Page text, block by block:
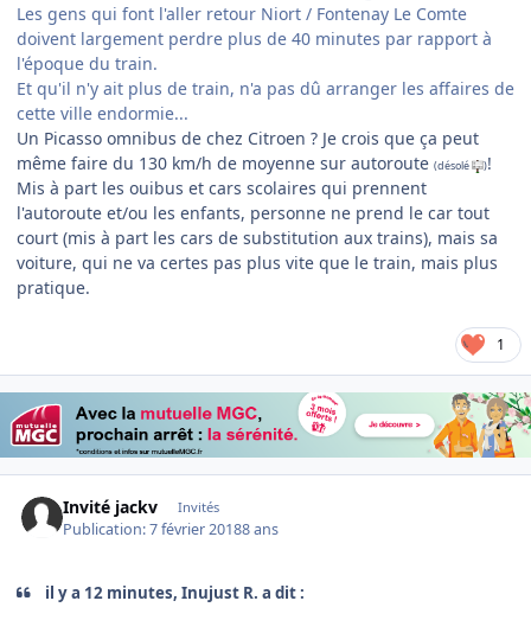
Les gens qui font l'aller retour Niort / Fontenay Le Comte
doivent largement perdre plus de 40 minutes par rapport à
l'époque du train.
Et qu'il n'y ait plus de train, n'a pas dû arranger les affaires de
cette ville endormie...
Un Picasso omnibus de chez Citroen ? Je crois que ça peut
même faire du 130 km/h de moyenne sur autoroute (désolé )!
Mis à part les ouibus et cars scolaires qui prennent
l'autoroute et/ou les enfants, personne ne prend le car tout
court (mis à part les cars de substitution aux trains), mais sa
voiture, qui ne va certes pas plus vite que le train, mais plus
pratique.
1
Invité jackv Invités
Publication:7 février 20188 ans
il y a 12 minutes, Inujust R. a dit :